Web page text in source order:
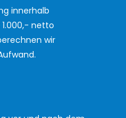
innerhalb
netto
wir